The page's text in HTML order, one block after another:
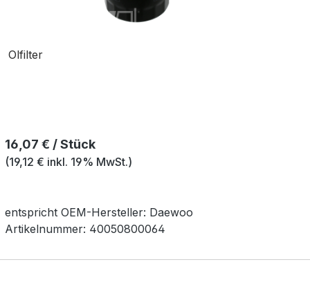
Olfilter
Regulärer Preis:
16,07 € / Stück
(19,12 € inkl. 19% MwSt.)
entspricht OEM-Hersteller: Daewoo
Artikelnummer: 40050800064